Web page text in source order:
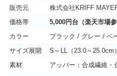
販売元
株式会社KRIFF
価格帯
5,000円台（楽天市場参
カラー
ブラック / グレー / ベ
サイズ展開
S～LL（23.0～25.0cm）
素材
アッパー：合成繊維・